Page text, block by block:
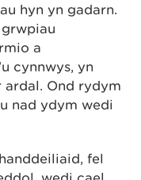
hyn yn gadarn.
a
cynnwys, yn
Ond rydym
nad ydym wedi
fel